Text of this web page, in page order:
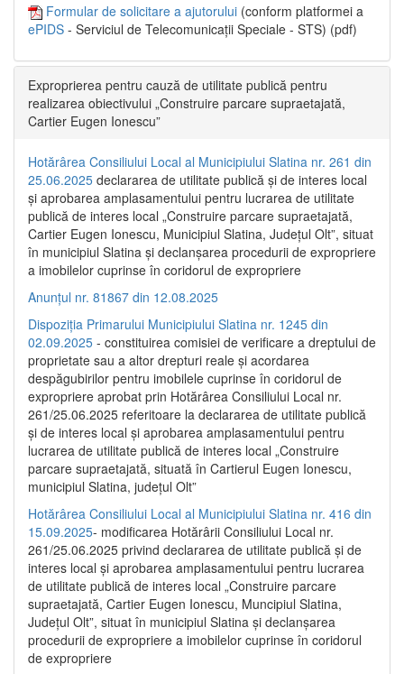
Formular de solicitare a ajutorului (conform platformei a
ePIDS - Serviciul de Telecomunicații Speciale - STS) (pdf)
Exproprierea pentru cauză de utilitate publică pentru
realizarea obiectivului „Construire parcare supraetajată,
Cartier Eugen Ionescu”
Hotărârea Consiliului Local al Municipiului Slatina nr. 261 din
25.06.2025 declararea de utilitate publică și de interes local
și aprobarea amplasamentului pentru lucrarea de utilitate
publică de interes local „Construire parcare supraetajată,
Cartier Eugen Ionescu, Municipiul Slatina, Județul Olt”, situat
în municipiul Slatina și declanșarea procedurii de expropriere
a imobilelor cuprinse în coridorul de expropriere
Anunțul nr. 81867 din 12.08.2025
Dispoziția Primarului Municipiului Slatina nr. 1245 din
02.09.2025 - constituirea comisiei de verificare a dreptului de
proprietate sau a altor drepturi reale și acordarea
despăgubirilor pentru imobilele cuprinse în coridorul de
expropriere aprobat prin Hotărârea Consiliului Local nr.
261/25.06.2025 referitoare la declararea de utilitate publică
și de interes local și aprobarea amplasamentului pentru
lucrarea de utilitate publică de interes local „Construire
parcare supraetajată, situată în Cartierul Eugen Ionescu,
municipiul Slatina, județul Olt”
Hotărârea Consiliului Local al Municipiului Slatina nr. 416 din
15.09.2025- modificarea Hotărârii Consiliului Local nr.
261/25.06.2025 privind declararea de utilitate publică și de
interes local și aprobarea amplasamentului pentru lucrarea
de utilitate publică de interes local „Construire parcare
supraetajată, Cartier Eugen Ionescu, Muncipiul Slatina,
Județul Olt”, situat în municipiul Slatina și declanșarea
procedurii de expropriere a imobilelor cuprinse în coridorul
de expropriere